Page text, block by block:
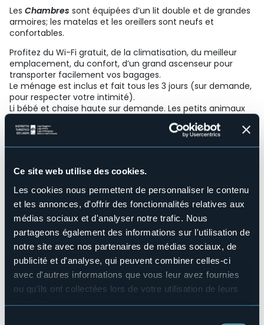
Ce site web utilise des cookies.
Les cookies nous permettent de personnaliser le contenu
et les annonces, d'offrir des fonctionnalités relatives aux
médias sociaux et d'analyser notre trafic. Nous
partageons également des informations sur l'utilisation de
notre site avec nos partenaires de médias sociaux, de
publicité et d'analyse, qui peuvent combiner celles-ci
avec d'autres informations que vous leur avez fournies
ou qu'ils ont collectées lors de votre utilisation de leurs
services.
Les Chambres sont équipées d’un lit double et de grandes
armoires; les matelas et les oreillers sont neufs et
confortables.
Profitez du Wi-Fi gratuit, de la climatisation, du meilleur
emplacement, du confort, d’un grand ascenseur pour
transporter facilement vos bagages.
Le ménage est inclus et fait tous les 3 jours (sur demande,
pour respecter votre intimité).
Li bébé et chaise haute sur demande. Les petits animaux
Structure pour handicapés
No
No
Salles de conférences
No
Piscine
Animaux acceptés
Nombres de chambres